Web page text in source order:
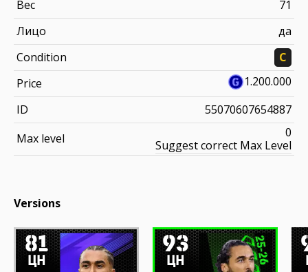
Вес
71
Лицо
да
Condition
C
Price
1.200.000
ID
55070607654887
Max level
0
Suggest correct Max Level
Versions
81
ЦН
93
ЦН